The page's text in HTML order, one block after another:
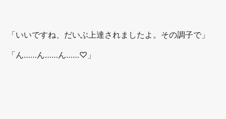
「いいですね、だいぶ上達されましたよ。その調子で」
「ん……ん……ん……♡」